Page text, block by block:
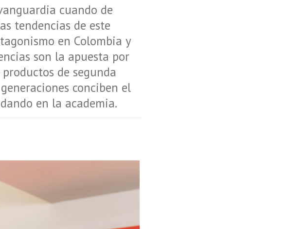
cuando de
tendencias de este
en Colombia y
son la apuesta por
de segunda
conciben el
en la academia.